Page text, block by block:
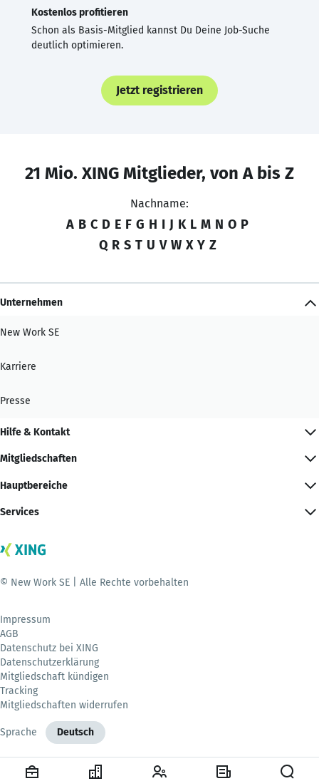
Kostenlos profitieren
Schon als Basis-Mitglied kannst Du Deine Job-Suche
deutlich optimieren.
Jetzt registrieren
21 Mio. XING Mitglieder, von A bis Z
Nachname:
A B C D E F G H I J K L M N O P
Q R S T U V W X Y Z
Unternehmen
New Work SE
Karriere
Presse
Hilfe & Kontakt
Mitgliedschaften
Hauptbereiche
Services
© New Work SE | Alle Rechte vorbehalten
Impressum
AGB
Datenschutz bei XING
Datenschutzerklärung
Mitgliedschaft kündigen
Tracking
Mitgliedschaften widerrufen
Sprache Deutsch